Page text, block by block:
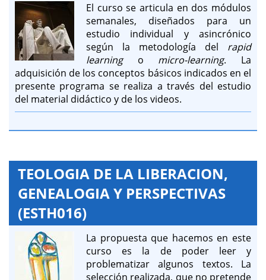
El curso se articula en dos módulos
semanales, diseñados para un
estudio individual y asincrónico
según la metodología del rapid
learning o micro-learning. La
adquisición de los conceptos básicos indicados en el
presente programa se realiza a través del estudio
del material didáctico y de los videos.
TEOLOGIA DE LA LIBERACION,
GENEALOGIA Y PERSPECTIVAS
(ESTH016)
La propuesta que hacemos en este
curso es la de poder leer y
problematizar algunos textos. La
selección realizada, que no pretende